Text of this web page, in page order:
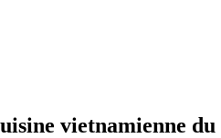
vietnamienne